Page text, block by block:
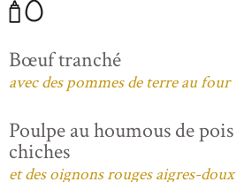
Bœuf tranché
avec des pommes de terre au four
Poulpe au houmous de pois
chiches
et des oignons rouges aigres-doux